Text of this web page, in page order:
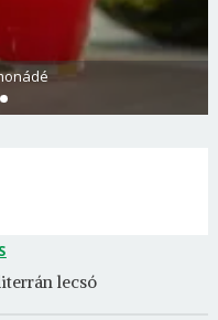
lecsó